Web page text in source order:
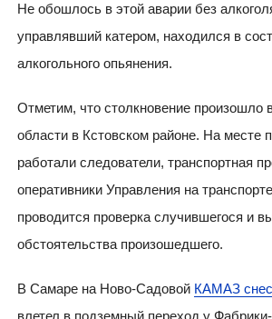
Не обошлось в этой аварии без
управлявший катером, находился в
алкогольного опьянения.
Отметим, что столкновение произошло
области в Кстовском районе. На месте
работали следователи, транспортная
оперативники Управления на
проводится проверка случившегося и
обстоятельства произошедшего.
В Самаре на Ново-Садовой КАМАЗ снес
влетел в подземный переход у